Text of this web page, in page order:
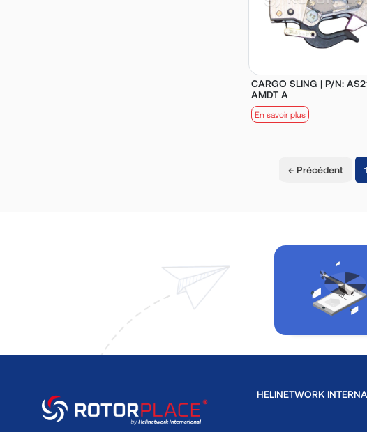
CARGO SLING | P/N:
AMDT A
En savoir plus
← Précédent 1
HELINETWORK